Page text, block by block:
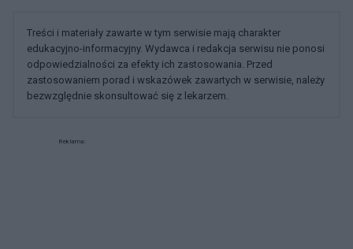
Treści i materiały zawarte w tym serwisie mają charakter
edukacyjno-informacyjny. Wydawca i redakcja serwisu nie ponosi
odpowiedzialności za efekty ich zastosowania. Przed
zastosowaniem porad i wskazówek zawartych w serwisie, należy
bezwzględnie skonsultować się z lekarzem.
Reklama: